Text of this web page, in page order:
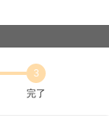
3
完了